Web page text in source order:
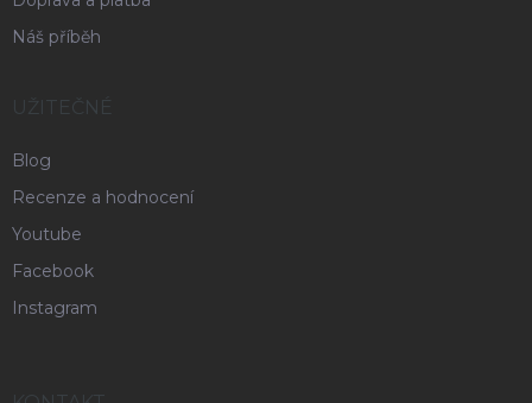
Náš příběh
UŽITEČNÉ
Blog
Recenze a hodnocení
Youtube
Facebook
Instagram